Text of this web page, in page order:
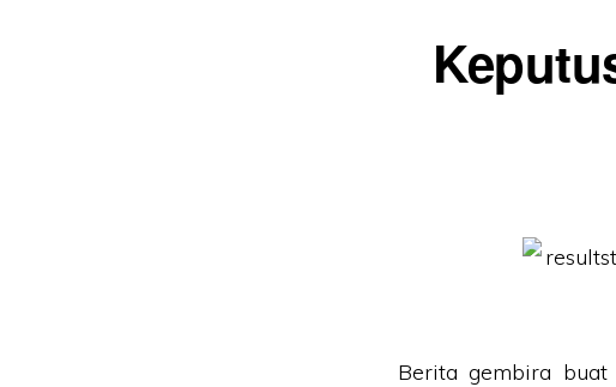
Berita gembira buat